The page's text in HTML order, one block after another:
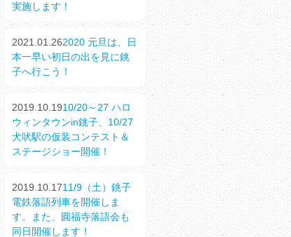
実施します！
2021.01.262020 元旦は、日
本一早い初日の出を見に銚
子へ行こう！
2019.10.1910/20～27 ハロ
ウィンタウンin銚子、10/27
犬吠駅の仮装コンテスト＆
ステージショー開催！
2019.10.1711/9（土）銚子
電鉄落語列車を開催しま
す。また、圓福寺落語会も
同日開催します！